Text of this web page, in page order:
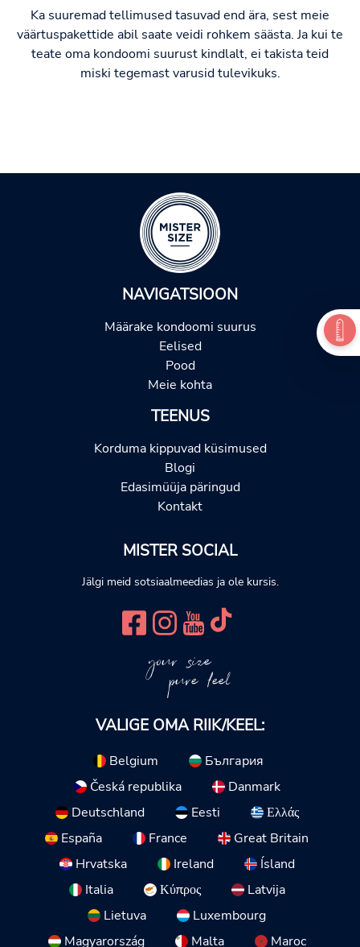
Ka suuremad tellimused tasuvad end ära, sest meie
väärtuspakettide abil saate veidi rohkem säästa. Ja kui te
teate oma kondoomi suurust kindlalt, ei takista teid
miski tegemast varusid tulevikuks.
NAVIGATSIOON
Määrake kondoomi suurus
Eelised
Pood
Meie kohta
TEENUS
Korduma kippuvad küsimused
Blogi
Edasimüüja päringud
Kontakt
MISTER SOCIAL
Jälgi meid sotsiaalmeedias ja ole kursis.
your size
pure feel
VALIGE OMA RIIK/KEEL:
Belgium
България
Česká republika
Danmark
Deutschland
Eesti
Ελλάς
España
France
Great Britain
Hrvatska
Ireland
Ísland
Italia
Κύπρος
Latvija
Lietuva
Luxembourg
Magyarország
Malta Maroc